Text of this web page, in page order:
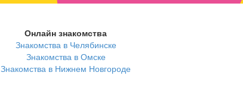
Онлайн знакомства
Знакомства в Челябинске
Знакомства в Омске
Знакомства в Нижнем Новгороде